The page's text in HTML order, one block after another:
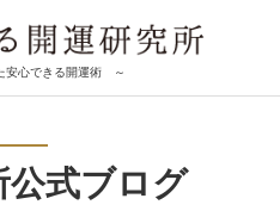
安心できる開運術 ～
公式ブログ